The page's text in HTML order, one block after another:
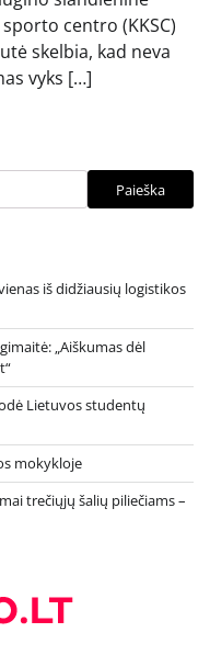
centro (KKSC)
skelbia, kad neva
vyks […]
Paieška
iš didžiausių logistikos
„Aiškumas dėl
Lietuvos studentų
mokykloje
trečiųjų šalių piliečiams –